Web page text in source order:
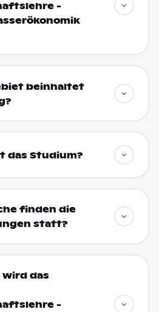
-
beinhaltet
das Studium?
finden die
statt?
wird das
-